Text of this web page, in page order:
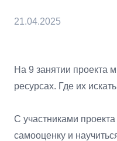
21.04.2025
На 9 занятии проекта
ресурсах. Где их
С участниками
самооценку и